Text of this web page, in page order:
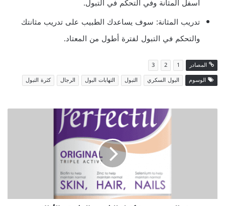
أسفل المثانة وفي التحكم في التبول.
تدريب المثانة: سوف يساعدك الطبيب على تدريب مثانتك
والتحكم في التبول لفترة أطول من المعتاد.
المصادر 1
2
3
الوسوم
البول السكري التبول التهابات البول الرجال كثرة التبول